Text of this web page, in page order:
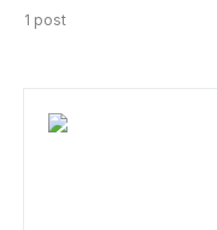
1 post